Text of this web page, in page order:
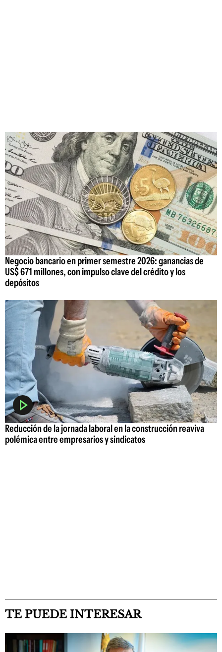
Negocio bancario en primer semestre 2026: ganancias de
US$ 671 millones, con impulso clave del crédito y los
depósitos
Reducción de la jornada laboral en la construcción reaviva
polémica entre empresarios y sindicatos
TE PUEDE INTERESAR